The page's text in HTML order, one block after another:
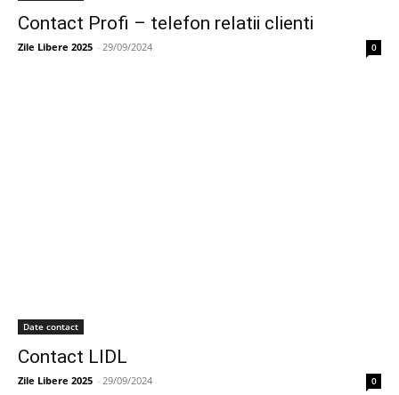
Contact Profi – telefon relatii clienti
Zile Libere 2025 - 29/09/2024 0
Date contact
Contact LIDL
Zile Libere 2025 - 29/09/2024 0